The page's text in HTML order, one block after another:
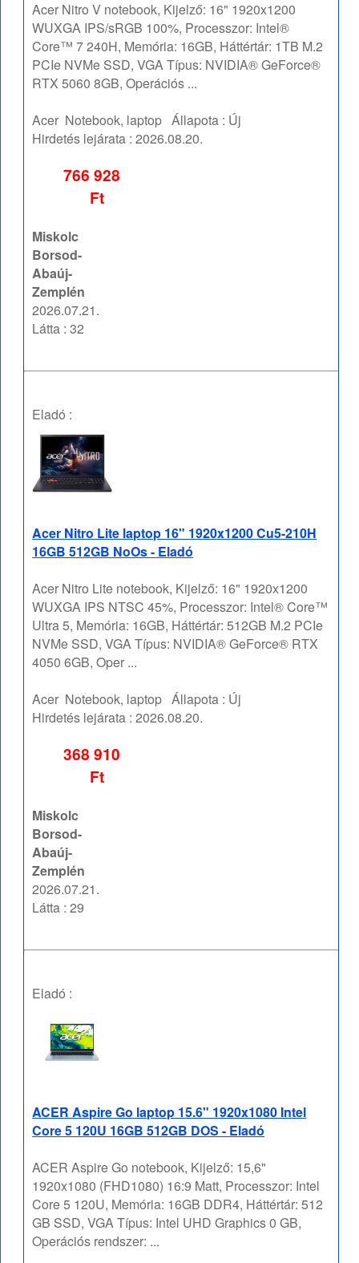
Acer Nitro V notebook, Kijelző: 16" 1920x1200
WUXGA IPS/sRGB 100%, Processzor: Intel®
Core™ 7 240H, Memória: 16GB, Háttértár: 1TB M.2
PCIe NVMe SSD, VGA Típus: NVIDIA® GeForce®
RTX 5060 8GB, Operációs ...
Acer Notebook, laptop Állapota : Új
Hirdetés lejárata :2026.08.20.
766 928
Ft
Miskolc
Borsod-
Abaúj-
Zemplén
2026.07.21.
Látta : 32
Eladó :
Acer Nitro Lite laptop 16" 1920x1200 Cu5-210H
16GB 512GB NoOs - Eladó
Acer Nitro Lite notebook, Kijelző: 16" 1920x1200
WUXGA IPS NTSC 45%, Processzor: Intel® Core™
Ultra 5, Memória: 16GB, Háttértár: 512GB M.2 PCIe
NVMe SSD, VGA Típus: NVIDIA® GeForce® RTX
4050 6GB, Oper ...
Acer Notebook, laptop Állapota : Új
Hirdetés lejárata :2026.08.20.
368 910
Ft
Miskolc
Borsod-
Abaúj-
Zemplén
2026.07.21.
Látta : 29
Eladó :
ACER Aspire Go laptop 15.6" 1920x1080 Intel
Core 5 120U 16GB 512GB DOS - Eladó
ACER Aspire Go notebook, Kijelző: 15,6"
1920x1080 (FHD1080) 16:9 Matt, Processzor: Intel
Core 5 120U, Memória: 16GB DDR4, Háttértár: 512
GB SSD, VGA Típus: Intel UHD Graphics 0 GB,
Operációs rendszer: ...